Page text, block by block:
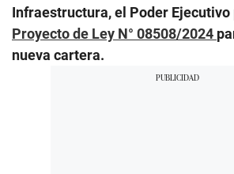
Infraestructura, el Poder Ejecutivo
Proyecto de Ley N° 08508/2024
nueva cartera.